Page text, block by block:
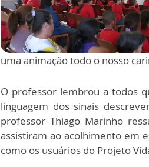
uma animação todo o nosso
O professor lembrou a todos
linguagem dos sinais
professor Thiago Marinho
assistiram ao acolhimento em
como os usuários do Projeto